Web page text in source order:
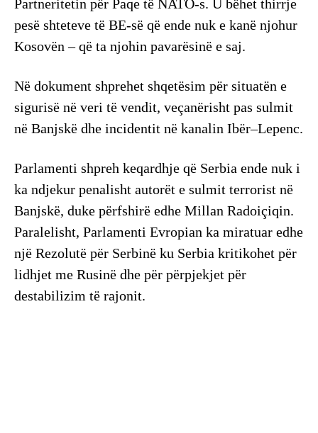
Partneritetin për Paqe të NATO-s. U bëhet thirrje
pesë shteteve të BE-së që ende nuk e kanë njohur
Kosovën – që ta njohin pavarësinë e saj.
Në dokument shprehet shqetësim për situatën e
sigurisë në veri të vendit, veçanërisht pas sulmit
në Banjskë dhe incidentit në kanalin Ibër–Lepenc.
Parlamenti shpreh keqardhje që Serbia ende nuk i
ka ndjekur penalisht autorët e sulmit terrorist në
Banjskë, duke përfshirë edhe Millan Radoiçiqin.
Paralelisht, Parlamenti Evropian ka miratuar edhe
një Rezolutë për Serbinë ku Serbia kritikohet për
lidhjet me Rusinë dhe për përpjekjet për
destabilizim të rajonit.